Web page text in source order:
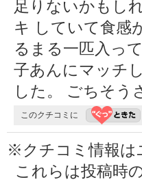
足りないかもし
キ していて食感
るまる一匹入っ
子あんにマッチ
した。 ごちそう
このクチコミに
※クチコミ情報は
これらは投稿時